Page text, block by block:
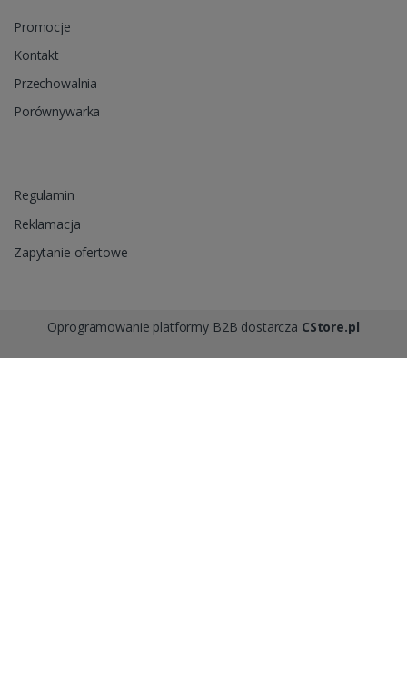
Promocje
Kontakt
Przechowalnia
Porównywarka
Regulamin
Reklamacja
Zapytanie ofertowe
Oprogramowanie platformy B2B dostarcza CStore.pl